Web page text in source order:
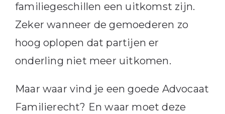
familiegeschillen een uitkomst zijn.
Zeker wanneer de gemoederen zo
hoog oplopen dat partijen er
onderling niet meer uitkomen.
Maar waar vind je een goede Advocaat
Familierecht? En waar moet deze